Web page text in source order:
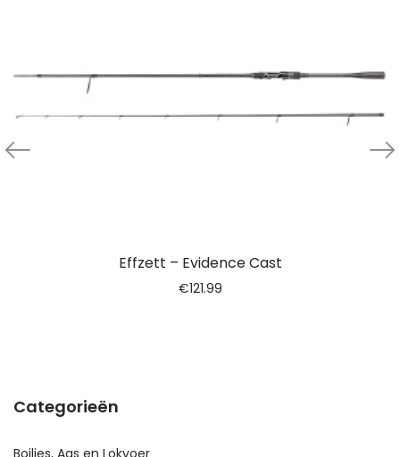
Effzett – Evidence Cast
€121.99
Categorieën
Boilies, Aas en Lokvoer